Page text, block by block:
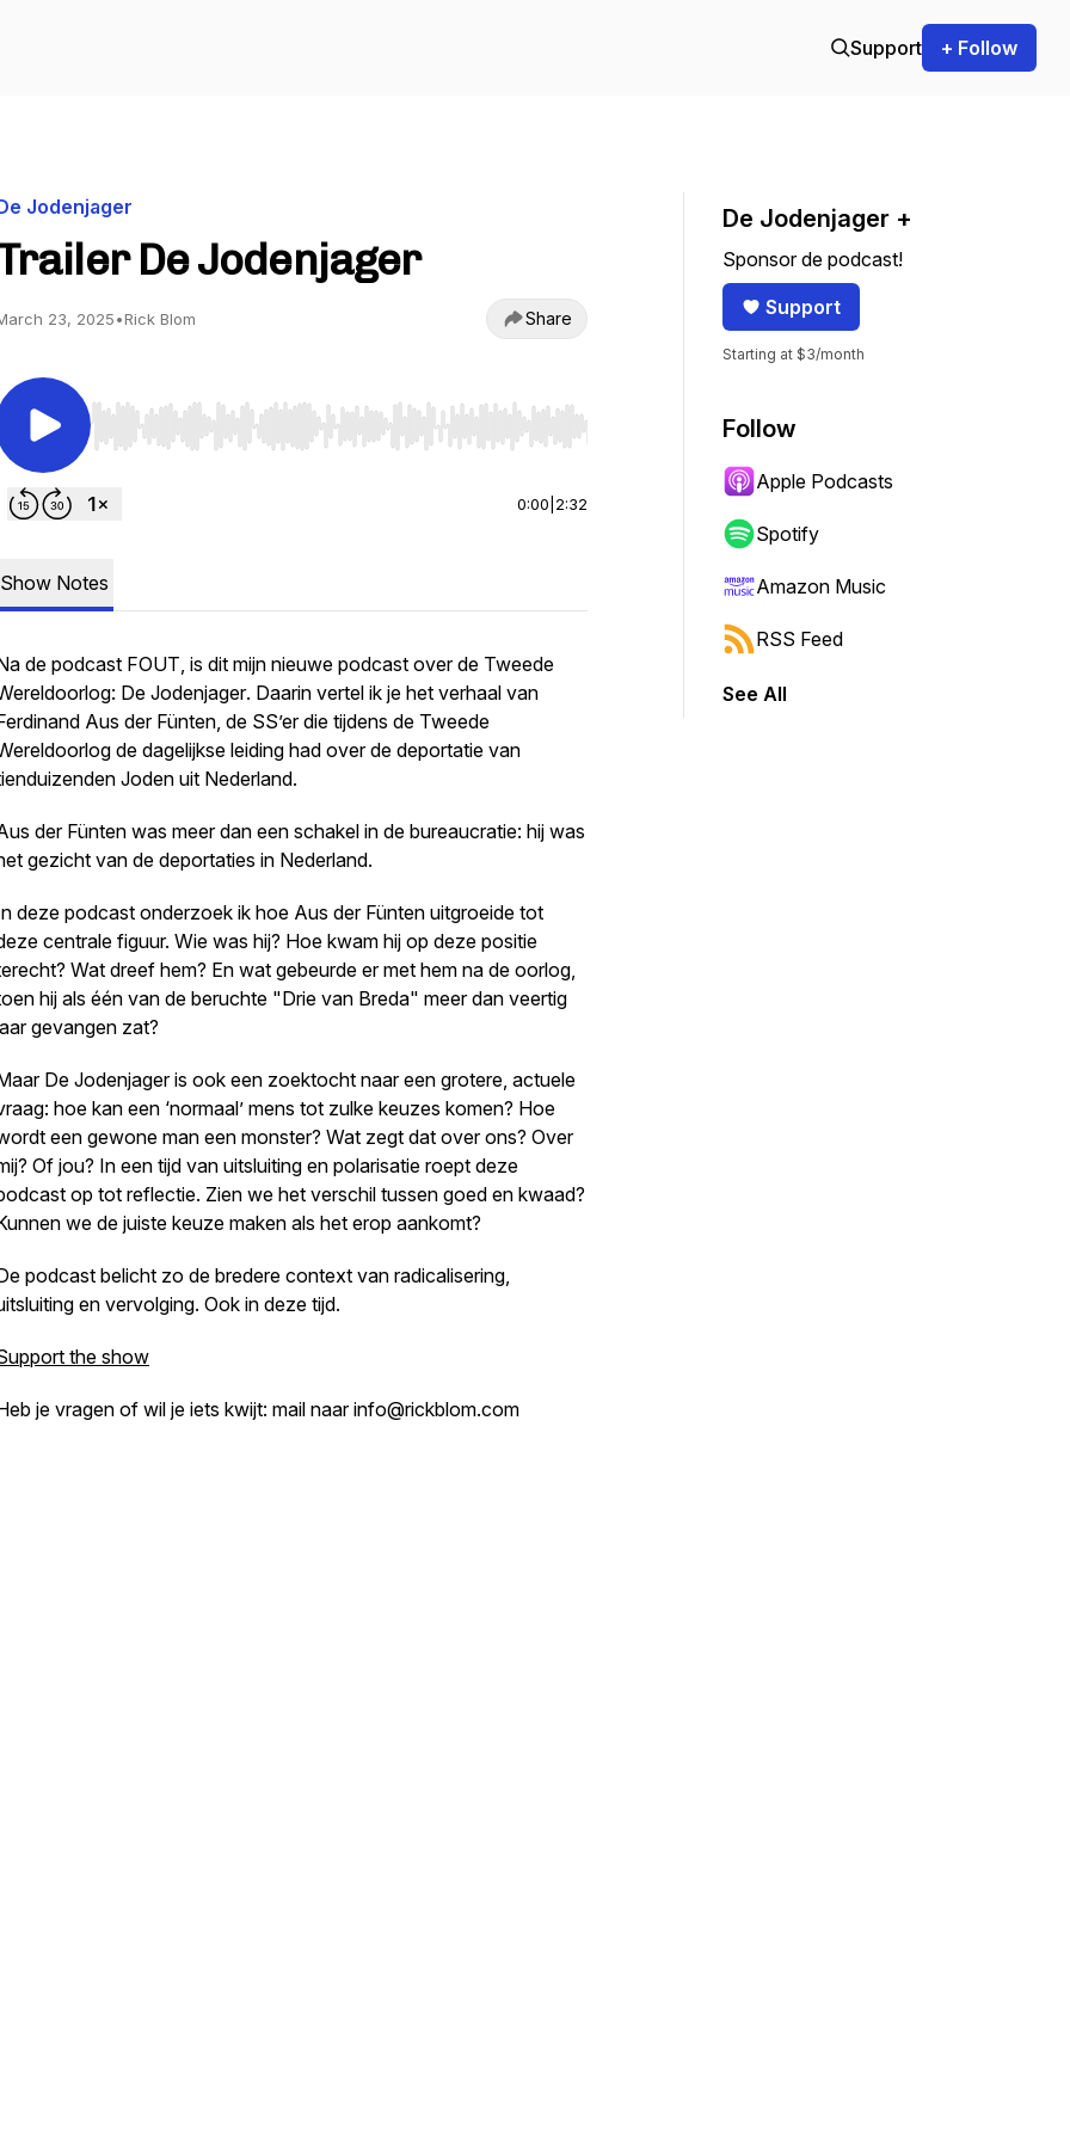
Support + Follow
Jodenjager
De Jodenjager
23, 2025•Rick Blom Share
Use Left/Right to seek, Home/End to jump to start or end. Hold shift to jump forward or backward.
0:00 2:32
Show Notes
de podcast FOUT, is dit mijn nieuwe podcast over de Tweede
De Jodenjager. Daarin vertel ik je het verhaal van
Aus der Fünten, de SS’er die tijdens de Tweede
de dagelijkse leiding had over de deportatie van
Joden uit Nederland.
der Fünten was meer dan een schakel in de bureaucratie: hij was
gezicht van de deportaties in Nederland.
deze podcast onderzoek ik hoe Aus der Fünten uitgroeide tot
centrale figuur. Wie was hij? Hoe kwam hij op deze positie
Wat dreef hem? En wat gebeurde er met hem na de oorlog,
hij als één van de beruchte "Drie van Breda" meer dan veertig
gevangen zat?
De Jodenjageris ook een zoektocht naar een grotere, actuele
hoe kan een ‘normaal’ mens tot zulke keuzes komen? Hoe
een gewone man een monster? Wat zegt dat over ons? Over
Of jou? In een tijd van uitsluiting en polarisatie roept deze
op tot reflectie. Zien we het verschil tussen goed en kwaad?
we de juiste keuze maken als het erop aankomt?
podcast belicht zo de bredere context van radicalisering,
en vervolging. Ook in deze tijd.
the show
je vragen of wil je iets kwijt: mail naar info@rickblom.com
De Jodenjager +
Sponsor de podcast!
Support
Starting at $3/month
Follow
Apple Podcasts
Spotify
Amazon Music
RSS Feed
See All